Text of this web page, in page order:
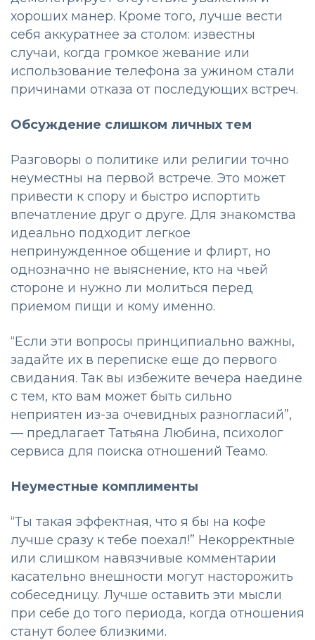
хороших манер. Кроме того, лучше вести
себя аккуратнее за столом: известны
случаи, когда громкое жевание или
использование телефона за ужином стали
причинами отказа от последующих встреч.
Обсуждение слишком личных тем
Разговоры о политике или религии точно
неуместны на первой встрече. Это может
привести к спору и быстро испортить
впечатление друг о друге. Для знакомства
идеально подходит легкое
непринужденное общение и флирт, но
однозначно не выяснение, кто на чьей
стороне и нужно ли молиться перед
приемом пищи и кому именно.
“Если эти вопросы принципиально важны,
задайте их в переписке еще до первого
свидания. Так вы избежите вечера наедине
с тем, кто вам может быть сильно
неприятен из-за очевидных разногласий”,
— предлагает Татьяна Любина, психолог
сервиса для поиска отношений Теамо.
Неуместные комплименты
“Ты такая эффектная, что я бы на кофе
лучше сразу к тебе поехал!” Некорректные
или слишком навязчивые комментарии
касательно внешности могут насторожить
собеседницу. Лучше оставить эти мысли
при себе до того периода, когда отношения
станут более близкими.